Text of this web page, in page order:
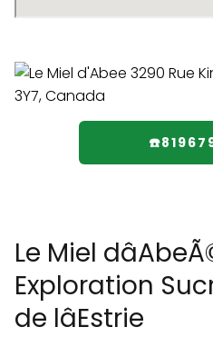
Le Miel
Exploration
de lâEstrie